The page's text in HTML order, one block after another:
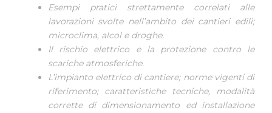
Esempi pratici strettamente correlati alle
lavorazioni svolte nell’ambito dei cantieri edili;
microclima, alcol e droghe.
Il rischio elettrico e la protezione contro le
scariche atmosferiche.
L’impianto elettrico di cantiere; norme vigenti di
riferimento; caratteristiche tecniche, modalità
corrette di dimensionamento ed installazione